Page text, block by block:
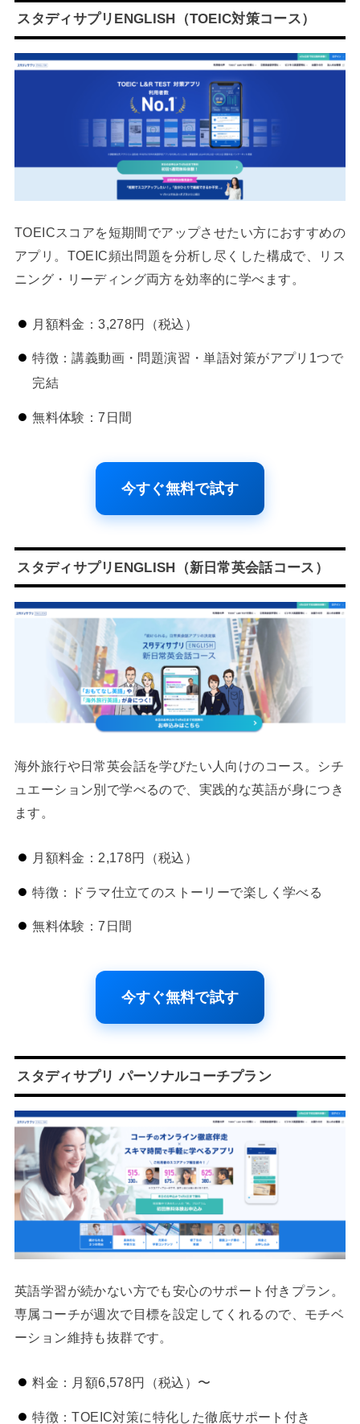
スタディサプリENGLISH（TOEIC対策コース）
TOEICスコアを短期間でアップさせたい方におすすめの
アプリ。TOEIC頻出問題を分析し尽くした構成で、リス
ニング・リーディング両方を効率的に学べます。
月額料金：3,278円（税込）
特徴：講義動画・問題演習・単語対策がアプリ1つで
完結
無料体験：7日間
今すぐ無料で試す
スタディサプリENGLISH（新日常英会話コース）
海外旅行や日常英会話を学びたい人向けのコース。シチ
ュエーション別で学べるので、実践的な英語が身につき
ます。
月額料金：2,178円（税込）
特徴：ドラマ仕立てのストーリーで楽しく学べる
無料体験：7日間
今すぐ無料で試す
スタディサプリ パーソナルコーチプラン
英語学習が続かない方でも安心のサポート付きプラン。
専属コーチが週次で目標を設定してくれるので、モチベ
ーション維持も抜群です。
料金：月額6,578円（税込）〜
特徴：TOEIC対策に特化した徹底サポート付き